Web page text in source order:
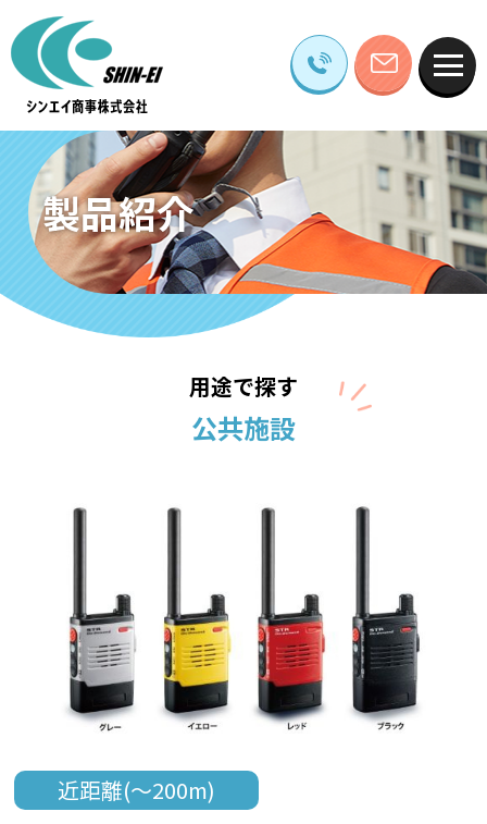
製品紹介
用途で探す
公共施設
近距離(～200m)